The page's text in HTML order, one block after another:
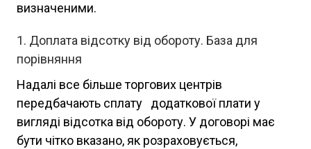
визначеними.
Доплата відсотку від обороту. База для
порівняння
Надалі все більше торгових центрів
передбачають сплату додаткової плати у
вигляді відсотка від обороту. У договорі має
бути чітко вказано, як розраховується,